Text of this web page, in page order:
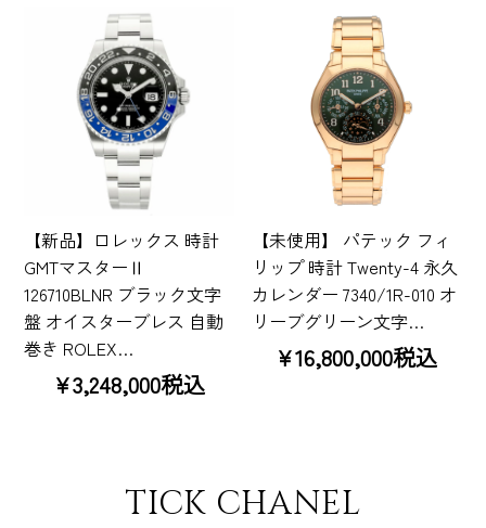
【新品】ロレックス 時計
GMTマスターⅡ
126710BLNR ブラック文字
盤 オイスターブレス 自動
巻き ROLEX…
¥3,248,000税込
【未使用】 パテック フィ
リップ 時計 Twenty-4 永久
カレンダー 7340/1R-010 オ
リーブグリーン文字…
¥16,800,000税込
TICK CHANEL